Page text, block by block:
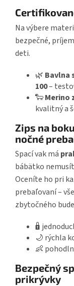
Na výbere
bezpečné,
deti.
🌿 Bavlna
100–
🐑Merino
kvalitný a
Zips na
nočné
Spací vak má
bábätko
Oceníte ho pri
prebaľovaní –
zbytočného
🔒
🌙 rýchla
👶
Bezpečný
prikrývky